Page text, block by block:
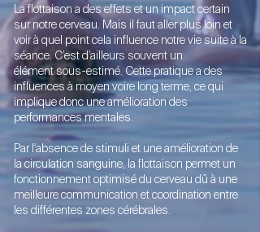
La flottaison a des effets et un impact certain
sur notre cerveau. Mais il faut aller plus loin et
voir à quel point cela influence notre vie suite à la
séance. C’est d’ailleurs souvent un
élément sous-estimé. Cette pratique a des
influences à moyen voire long terme, ce qui
implique donc une amélioration des
performances mentales.
Par l'absence de stimuli et une amélioration de
la circulation sanguine, la flottaison permet un
fonctionnement optimisé du cerveau dû à une
meilleure communication et coordination entre
les différentes zones cérébrales.